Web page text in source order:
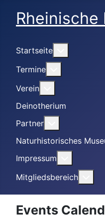
Startseite
Termine
Verein
Deinotherium
Partner
Naturhistorisches
Impressum
Mitgliedsbereich
Events